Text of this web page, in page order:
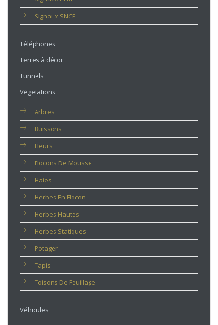
Signaux SNCF
Téléphones
Terres à décor
Tunnels
Végétations
Arbres
Buissons
Fleurs
Flocons De Mousse
Haies
Herbes En Flocon
Herbes Hautes
Herbes Statiques
Potager
Tapis
Toisons De Feuillage
Véhicules